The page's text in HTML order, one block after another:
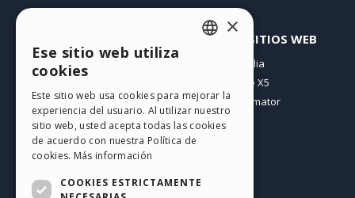
Mis post
Mis download
Espacio Web
Mis Créditos
OTROS SITIOS WEB
Incomedia
WebSite X5
WebAnimator
GERMAN
SPANISH
×
Ese sitio web utiliza
cookies
Este sitio web usa cookies para mejorar la
experiencia del usuario. Al utilizar nuestro
sitio web, usted acepta todas las cookies
de acuerdo con nuestra Política de
cookies. Más información
COOKIES ESTRICTAMENTE